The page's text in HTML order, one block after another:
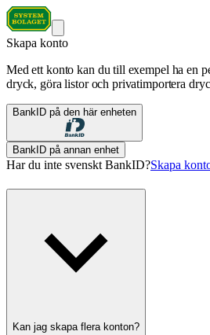
Skapa konto
Med ett konto kan du till exempel ha en
dryck, göra listor och privatimportera
BankID på den här enheten
BankID på annan enhet
Har du inte svenskt BankID?Skapa
Kan jag skapa flera konton?